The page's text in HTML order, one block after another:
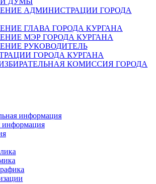
АДМИНИСТРАЦИИ ГОРОДА
ГЛАВА ГОРОДА КУРГАНА
МЭР ГОРОДА КУРГАНА
РУКОВОДИТЕЛЬ
ГОРОДА КУРГАНА
КОМИССИЯ ГОРОДА
информация